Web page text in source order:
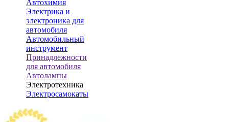
Автохимия
Электрика и
электроника для
автомобиля
Автомобильный
инструмент
Принадлежности
для автомобиля
Автолампы
Электротехника
Электросамокаты